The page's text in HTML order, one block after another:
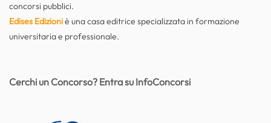
concorsi pubblici.
Edises Edizioniè una casa editrice specializzata in formazione
universitaria e professionale.
Cerchi un Concorso? Entra su InfoConcorsi